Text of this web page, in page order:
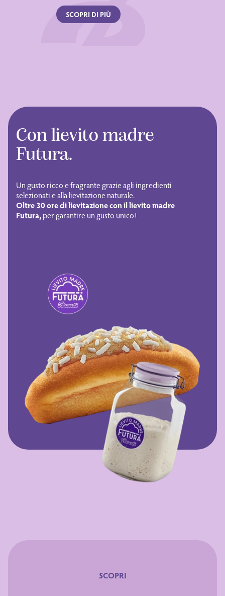
SCOPRI DI PIÙ
Con lievito madre
Futura.
Un gusto ricco e fragrante grazie agli ingredienti
selezionati e alla lievitazione naturale.
Oltre 30 ore di lievitazione con il lievito madre
Futura,per garantire un gusto unico!
SCOPRI